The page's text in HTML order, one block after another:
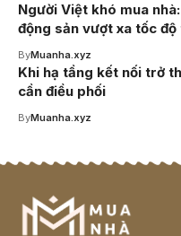
Người Việt khó mua
động sản vượt xa tốc
ByMuanha.xyz
Khi hạ tầng kết nối trở
cần điều phối
ByMuanha.xyz